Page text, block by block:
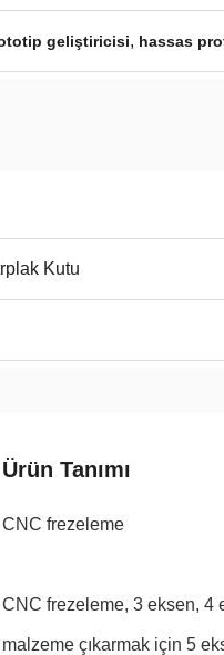
geliştiricisi, hassas
Kutu
Ürün Tanımı
CNC frezeleme
CNC frezeleme, 3 eksen, 4
malzeme çıkarmak için 5